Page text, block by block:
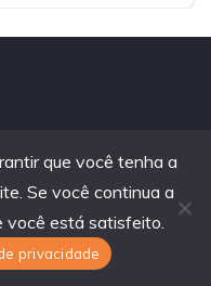
que você tenha a
Se você continua a
você está satisfeito.
privacidade